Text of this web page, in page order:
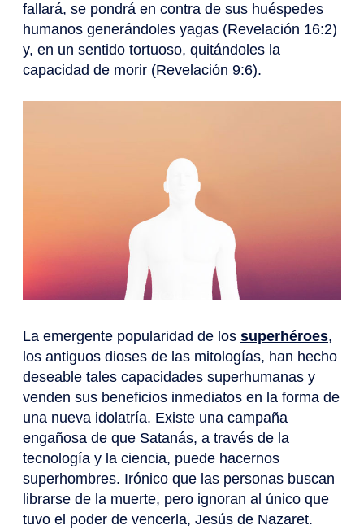
fallará, se pondrá en contra de sus huéspedes
humanos generándoles yagas (Revelación 16:2)
y, en un sentido tortuoso, quitándoles la
capacidad de morir (Revelación 9:6).
La emergente popularidad de los superhéroes,
los antiguos dioses de las mitologías, han hecho
deseable tales capacidades superhumanas y
venden sus beneficios inmediatos en la forma de
una nueva idolatría. Existe una campaña
engañosa de que Satanás, a través de la
tecnología y la ciencia, puede hacernos
superhombres. Irónico que las personas buscan
librarse de la muerte, pero ignoran al único que
tuvo el poder de vencerla, Jesús de Nazaret.